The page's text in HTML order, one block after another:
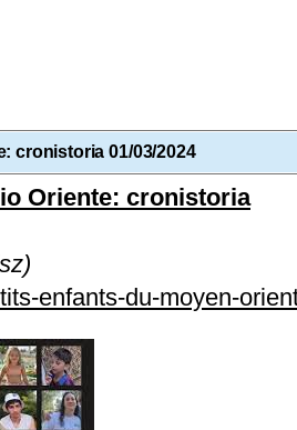
cronistoria 01/03/2024
Oriente: cronistoria
enfants-du-moyen-